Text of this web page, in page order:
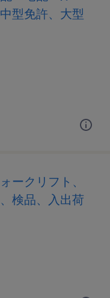
型免許、大型
ークリフト、
検品、入出荷